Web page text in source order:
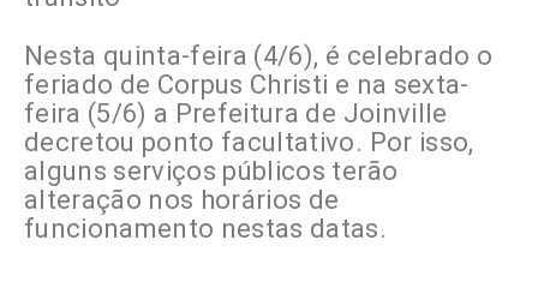
Nesta quinta-feira (4/6), é celebrado o
feriado de Corpus Christi e na sexta-
feira (5/6) a Prefeitura de Joinville
decretou ponto facultativo. Por isso,
alguns serviços públicos terão
alteração nos horários de
funcionamento nestas datas.